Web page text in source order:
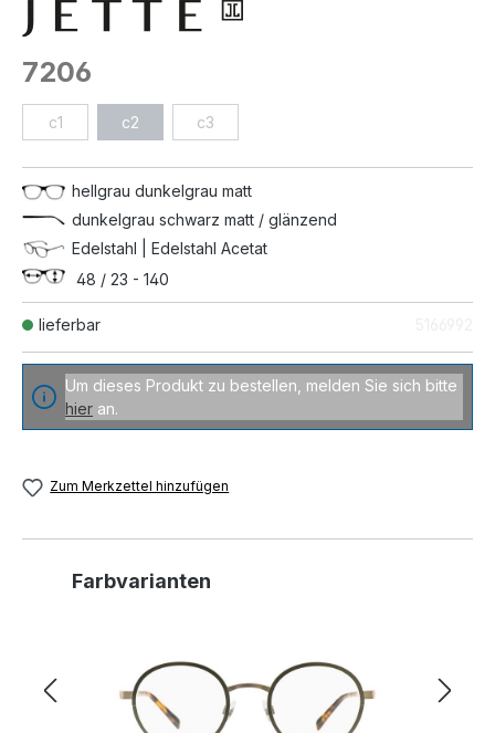
lieferbar
7206
c1 c2 c3
hellgrau dunkelgrau matt
dunkelgrau schwarz matt / glänzend
Edelstahl | Edelstahl Acetat
48 / 23 - 140
Um dieses Produkt zu bestellen, melden Sie sich bitte
hier an.
Zum Merkzettel hinzufügen
Produktgalerie überspringen
Farbvarianten